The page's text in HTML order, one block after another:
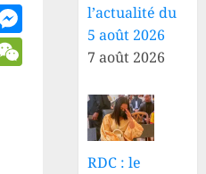
Messenger
WeChat
l’actualité du
5 août 2026
7 août 2026
RDC : le